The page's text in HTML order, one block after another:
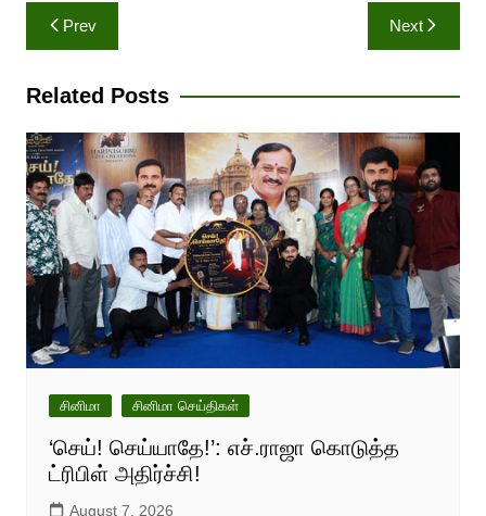
Post
navigation
Prev Next
Related Posts
சினிமா சினிமா செய்திகள்
‘செய்! செய்யாதே!’: எச்.ராஜா கொடுத்த
ட்ரிபிள் அதிர்ச்சி!
August 7, 2026